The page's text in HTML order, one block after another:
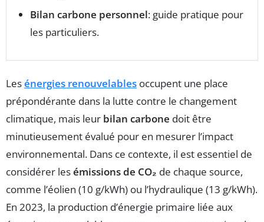
Bilan carbone personnel: guide pratique pour
les particuliers.
Lesénergies renouvelables occupent une place
prépondérante dans la lutte contre le changement
climatique, mais leur bilan carbone doit être
minutieusement évalué pour en mesurer l’impact
environnemental. Dans ce contexte, il est essentiel de
considérer lesémissions de CO₂ de chaque source,
comme l’éolien (10 g/kWh) ou l’hydraulique (13 g/kWh).
En 2023, la production d’énergie primaire liée aux